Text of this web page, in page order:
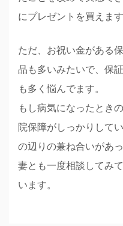
にプレゼントを買えま
ただ、お祝い金がある
品も多いみたいで、保
も多く悩んでます。
もし病気になったとき
院保障がしっかりして
の辺りの兼ね合いがあ
妻とも一度相談してみ
います。